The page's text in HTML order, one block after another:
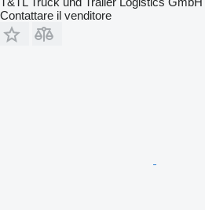
Contattare il venditore